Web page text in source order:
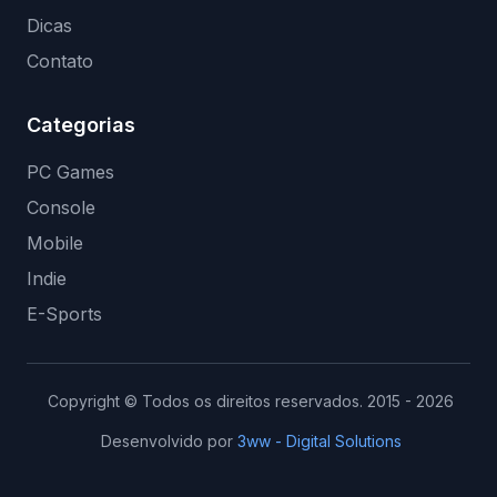
Dicas
Contato
Categorias
PC Games
Console
Mobile
Indie
E-Sports
Copyright © Todos os direitos reservados. 2015 - 2026
Desenvolvido por 3ww - Digital Solutions